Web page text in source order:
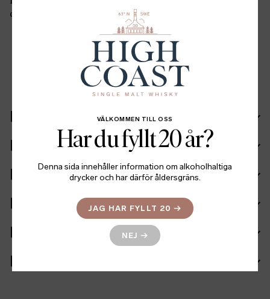
dofterna i glaset.
DELA
Facebook
TwitterLinkedIn
Recept
Ingående fat
Ingredienser
Fakta
Batch info
Mer information
VÄLKOMMEN TILL OSS
Har du fyllt 20 år?
Denna sida innehåller information om alkoholhaltiga
drycker och har därför åldersgräns.
JAG HAR FYLLT 20 →
NEJ →